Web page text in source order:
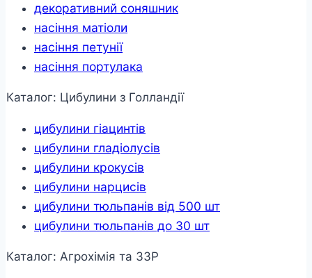
декоративний соняшник
насіння матіоли
насіння петунії
насіння портулака
Каталог: Цибулини з Голландії
цибулини гіацинтів
цибулини гладіолусів
цибулини крокусів
цибулини нарцисів
цибулини тюльпанів від 500 шт
цибулини тюльпанів до 30 шт
Каталог: Агрохімія та ЗЗР